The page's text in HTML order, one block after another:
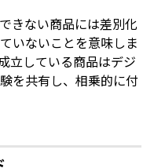
きない商品には差別化
いないことを意味しま
立している商品はデジ
を共有し、相乗的に付